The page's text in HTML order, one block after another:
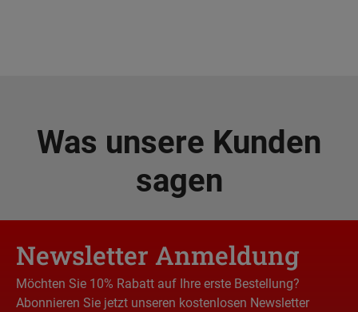
Was unsere Kunden
sagen
Newsletter Anmeldung
Möchten Sie 10% Rabatt auf Ihre erste Bestellung?
Abonnieren Sie jetzt unseren kostenlosen Newsletter